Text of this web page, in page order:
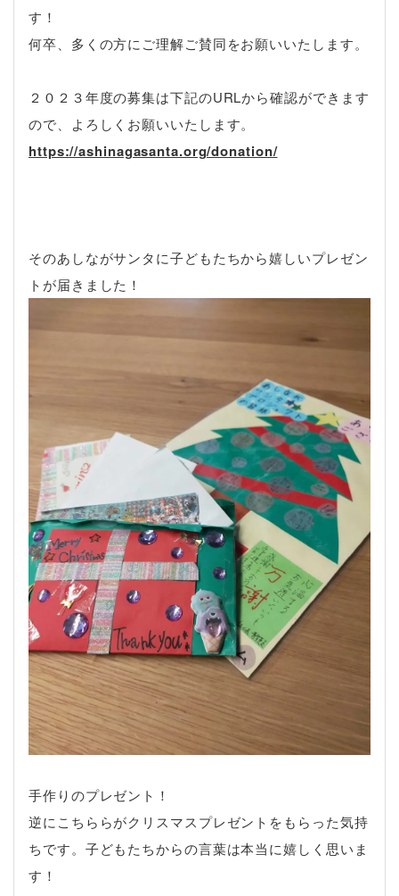
す！
何卒、多くの方にご理解ご賛同をお願いいたします。
２０２３年度の募集は下記のURLから確認ができます
ので、よろしくお願いいたします。
https://ashinagasanta.org/donation/
そのあしながサンタに子どもたちから嬉しいプレゼン
トが届きました！
手作りのプレゼント！
逆にこちららがクリスマスプレゼントをもらった気持
ちです。子どもたちからの言葉は本当に嬉しく思いま
す！